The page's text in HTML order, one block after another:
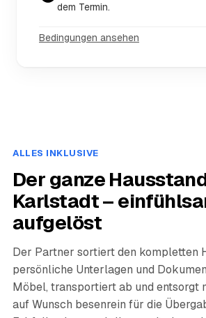
dem Termin.
Bedingungen ansehen
ALLES INKLUSIVE
Der ganze
Karlstadt –
aufgelöst
Der Partner sortiert den kompletten
persönliche Unterlagen und
Möbel, transportiert ab und entsorgt
auf Wunsch besenrein für die